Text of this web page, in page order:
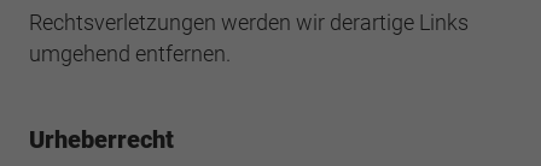
Rechtsverletzungen werden wir derartige Links
umgehend entfernen.
Urheberrecht